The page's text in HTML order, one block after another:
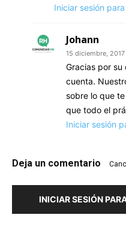
Iniciar sesión
Johann
15 diciembre, 2017
Gracias por su
cuenta.
sobre lo que
que todo el
Iniciar sesión
Deja un comentario
INICIAR SESIÓN